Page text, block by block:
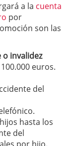
a la cuenta
por
son las
invalidez
euros.
del
hasta los
del